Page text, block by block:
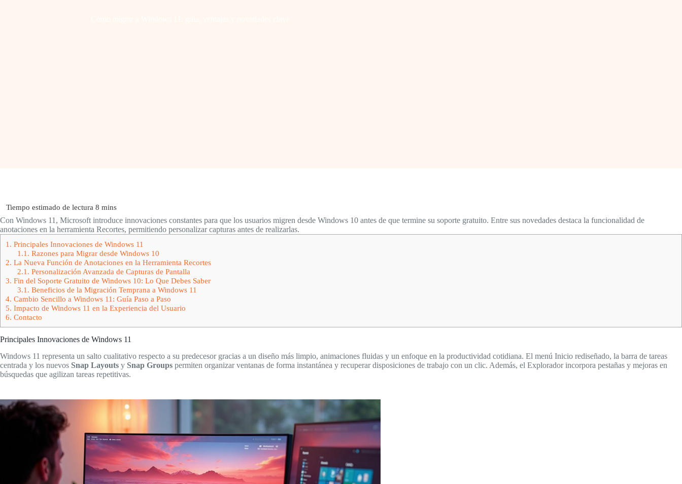
Con Windows 11, Microsoft introduce innovaciones constantes para que los usuarios migren desde Windows 10 antes de que termine su soporte gratuito. Entre sus novedades destaca la funcionalidad de
anotaciones en la herramienta Recortes, permitiendo personalizar capturas antes de realizarlas.
1. Principales Innovaciones de Windows 11
1.1. Razones para Migrar desde Windows 10
2. La Nueva Función de Anotaciones en la Herramienta Recortes
2.1. Personalización Avanzada de Capturas de Pantalla
3. Fin del Soporte Gratuito de Windows 10: Lo Que Debes Saber
3.1. Beneficios de la Migración Temprana a Windows 11
4. Cambio Sencillo a Windows 11: Guía Paso a Paso
5. Impacto de Windows 11 en la Experiencia del Usuario
6. Contacto
Principales Innovaciones de Windows 11
Windows 11 representa un salto cualitativo respecto a su predecesor gracias a un diseño más limpio, animaciones fluidas y un enfoque en la productividad cotidiana. El menú Inicio rediseñado, la barra de tareas
centrada y los nuevos Snap Layouts y Snap Groups permiten organizar ventanas de forma instantánea y recuperar disposiciones de trabajo con un clic. Además, el Explorador incorpora pestañas y mejoras en
búsquedas que agilizan tareas repetitivas.